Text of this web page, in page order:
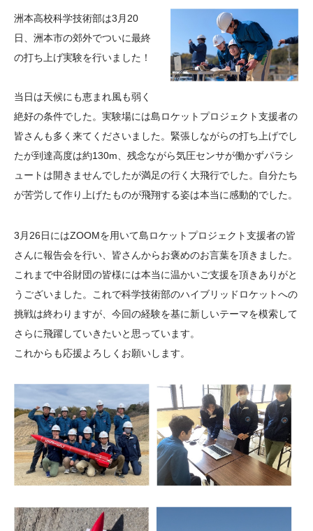
役員・評議員
年報一覧 中谷財団レポート
大学院生奨学金
国際学生交流プログラ
次世代理系人材育成プ
ログラム助成
アクセス よくあるご質問
中谷財団アーカイブ
日本語 English マイページ
洲本高校科学技術部は3月20
日、洲本市の郊外でついに最終
の打ち上げ実験を行いました！
当日は天候にも恵まれ風も弱く
絶好の条件でした。実験場には島ロケットプロジェクト支援者の
皆さんも多く来てくださいました。緊張しながらの打ち上げでし
たが到達高度は約130m、残念ながら気圧センサが働かずパラシ
ュートは開きませんでしたが満足の行く大飛行でした。自分たち
が苦労して作り上げたものが飛翔する姿は本当に感動的でした。
3月26日にはZOOMを用いて島ロケットプロジェクト支援者の皆
さんに報告会を行い、皆さんからお褒めのお言葉を頂きました。
これまで中谷財団の皆様には本当に温かいご支援を頂きありがと
うございました。これで科学技術部のハイブリッドロケットへの
挑戦は終わりますが、今回の経験を基に新しいテーマを模索して
さらに飛躍していきたいと思っています。
これからも応援よろしくお願いします。